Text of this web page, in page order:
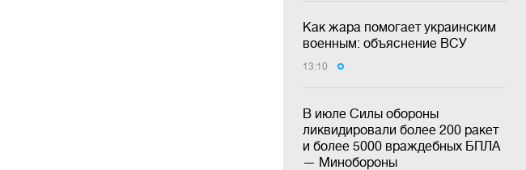
Как жара помогает украинским
военным: объяснение ВСУ
13:10
В июле Силы обороны
ликвидировали более 200 ракет
и более 5000 враждебных БПЛА
— Минобороны